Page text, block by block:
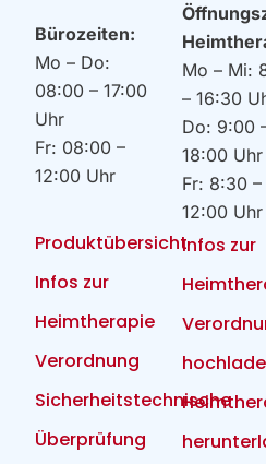
Bürozeiten:
Mo – Do:
08:00 – 17:00
Uhr
Fr: 08:00 –
12:00 Uhr
Produktübersicht
Infos zur
Heimtherapie
Verordnung
Sicherheitstechnische
Überprüfung
Mo – Mi:
– 16:30
Do: 9:00
18:00 Uhr
Fr: 8:30 –
12:00 Uhr
Infos zur